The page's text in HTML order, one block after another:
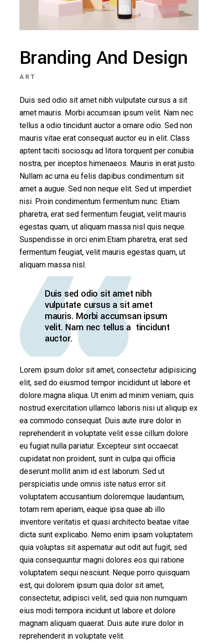
Branding And Design
ART
Duis sed odio sit amet nibh vulputate cursus a sit
amet mauris. Morbi accumsan ipsum velit. Nam nec
tellus a odio tincidunt auctor a ornare odio. Sed non
mauris vitae erat consequat auctor eu in elit. Class
aptent taciti sociosqu ad litora torquent per conubia
nostra, per inceptos himenaeos. Mauris in erat justo.
Nullam ac urna eu felis dapibus condimentum sit
amet a augue. Sed non neque elit. Sed ut imperdiet
nisi. Proin condimentum fermentum nunc. Etiam
pharetra, erat sed fermentum feugiat, velit mauris
egestas quam, ut aliquam massa nisl quis neque.
Suspendisse in orci enim.Etiam pharetra, erat sed
fermentum feugiat, velit mauris egestas quam, ut
aliquam massa nisl.
Duis sed odio sit amet nibh
vulputate cursus a sit amet
mauris. Morbi accumsan ipsum
velit. Nam nec tellus a tincidunt
auctor.
Lorem ipsum dolor sit amet, consectetur adipisicing
elit, sed do eiusmod tempor incididunt ut labore et
dolore magna aliqua. Ut enim ad minim veniam, quis
nostrud exercitation ullamco laboris nisi ut aliquip ex
ea commodo consequat. Duis aute irure dolor in
reprehenderit in voluptate velit esse cillum dolore
eu fugiat nulla pariatur. Excepteur sint occaecat
cupidatat non proident, sunt in culpa qui officia
deserunt mollit anim id est laborum. Sed ut
perspiciatis unde omnis iste natus error sit
voluptatem accusantium doloremque laudantium,
totam rem aperiam, eaque ipsa quae ab illo
inventore veritatis et quasi architecto beatae vitae
dicta sunt explicabo. Nemo enim ipsam voluptatem
quia voluptas sit aspernatur aut odit aut fugit, sed
quia consequuntur magni dolores eos qui ratione
voluptatem sequi nesciunt. Neque porro quisquam
est, qui dolorem ipsum quia dolor sit amet,
consectetur, adipisci velit, sed quia non numquam
eius modi tempora incidunt ut labore et dolore
magnam aliquam quaerat. Duis aute irure dolor in
reprehenderit in voluptate velit.